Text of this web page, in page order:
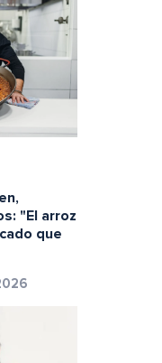
"El arroz
que